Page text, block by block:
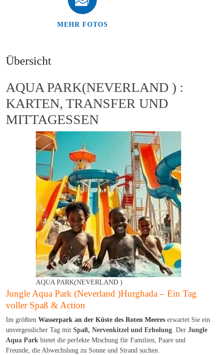
MEHR FOTOS
Übersicht
AQUA PARK(NEVERLAND ) :
KARTEN, TRANSFER UND
MITTAGESSEN
AQUA PARK(NEVERLAND )
Jungle Aqua Park (Neverland )Hurghada – Ein Tag
voller Spaß & Action
Im größten Wasserpark an der Küste des Roten Meeres erwartet Sie ein
unvergesslicher Tag mit Spaß, Nervenkitzel und Erholung. Der Jungle
Aqua Park bietet die perfekte Mischung für Familien, Paare und
Freunde, die Abwechslung zu Sonne und Strand suchen.